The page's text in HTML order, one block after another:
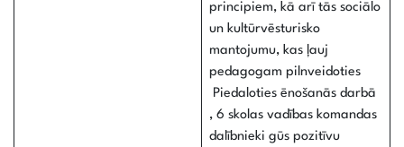
principiem, kā arī tās sociālo
un kultūrvēsturisko
mantojumu, kas ļauj
pedagogam pilnveidoties
Piedaloties ēnošanās darbā
, 6 skolas vadības komandas
dalībnieki gūs pozitīvu